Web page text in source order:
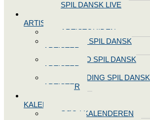
SPIL DANSK LIVE
ARTISTER
ARTISTGUIDEN
VORES SPIL DANSK
ARTISTER
LOG IND SPIL DANSK
ARTISTER
TILMELDING SPIL DANSK
ARTISTER
KALENDEREN
SØG I KALENDEREN